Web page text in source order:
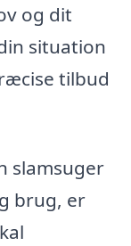
og dit
situation
tilbud
slamsuger
brug, er